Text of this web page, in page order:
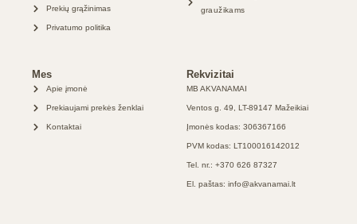
Prekių grąžinimas
Privatumo politika
graužikams
Mes
Apie įmonė
Prekiaujami prekės ženklai
Kontaktai
Rekvizitai
MB AKVANAMAI
Ventos g. 49, LT-89147 Mažeikiai
Įmonės kodas: 306367166
PVM kodas: LT100016142012
Tel. nr.: +370 626 87327
El. paštas: info@akvanamai.lt